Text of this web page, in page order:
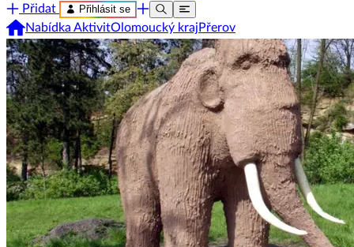
Přidat
Přihlásit se
Nabídka AktivitOlomoucký kraj Přerov